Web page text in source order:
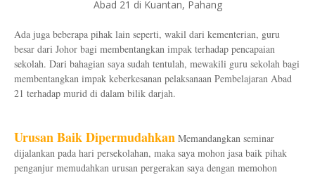
Abad 21 di Kuantan, Pahang
Ada juga beberapa pihak lain seperti, wakil dari kementerian, guru
besar dari Johor bagi membentangkan impak terhadap pencapaian
sekolah. Dari bahagian saya sudah tentulah, mewakili guru sekolah bagi
membentangkan impak keberkesanan pelaksanaan Pembelajaran Abad
21 terhadap murid di dalam bilik darjah.
Urusan Baik Dipermudahkan Memandangkan seminar
dijalankan pada hari persekolahan, maka saya mohon jasa baik pihak
penganjur memudahkan urusan pergerakan saya dengan memohon